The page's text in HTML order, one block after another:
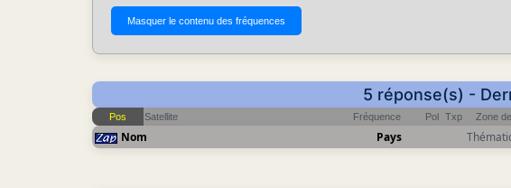
5 réponse(s) -
Pos Satellite Fréquence Pol Txp Zone
Nom Pays